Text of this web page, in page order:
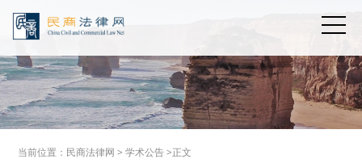
当前位置： 民商法律网 >学术公告>正文